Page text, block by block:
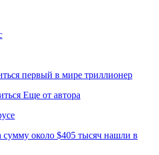
первый в мире триллионер
Еще от автора
сумму около $405 тысяч нашли в